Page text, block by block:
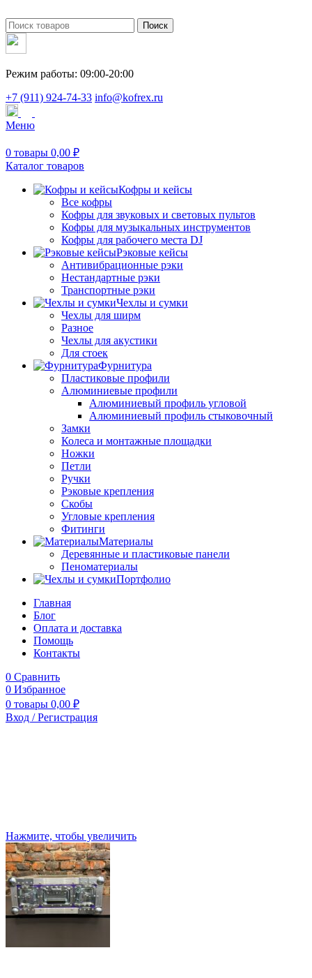
Поиск
Режим работы: 09:00-20:00
+7 (911) 924-74-33 info@kofrex.ru
Меню
0 товары 0,00 ₽
Каталог товаров
Кофры и кейсы
Все кофры
Кофры для звуковых и световых пультов
Кофры для музыкальных инструментов
Кофры для рабочего места DJ
Рэковые кейсы
Антивибрационные рэки
Нестандартные рэки
Транспортные рэки
Чехлы и сумки
Чехлы для ширм
Разное
Чехлы для акустики
Для стоек
Фурнитура
Пластиковые профили
Алюминиевые профили
Алюминиевый профиль угловой
Алюминиевый профиль стыковочный
Замки
Колеса и монтажные площадки
Ножки
Петли
Ручки
Рэковые крепления
Скобы
Угловые крепления
Фитинги
Материалы
Деревянные и пластиковые панели
Пеноматериалы
Портфолио
Главная
Блог
Оплата и доставка
Помощь
Контакты
0 Сравнить
0 Избранное
0 товары 0,00 ₽
Вход / Регистрация
Нажмите, чтобы увеличить